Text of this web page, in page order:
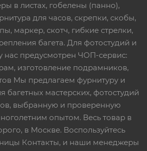
в листах, гобелены (панно),
для часов, скрепки, скобы,
маркер, скотч, гибкие стрелки,
багета. Для фотостудий и
нас предусмотрен ЧОП-сервис:
изготовление подрамников,
Мы предлагаем фурнитуру и
багетных мастерских, фотостудий
выбранную и проверенную
опытом. Весь товар в
в Москве. Воспользуйтесь
Контакты, и наши менеджеры